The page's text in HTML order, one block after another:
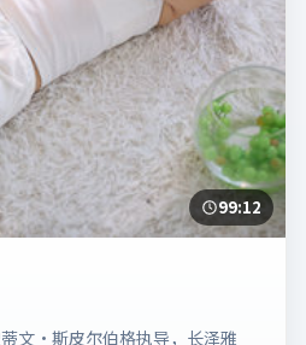
99:12
文·斯皮尔伯格执导，长泽雅